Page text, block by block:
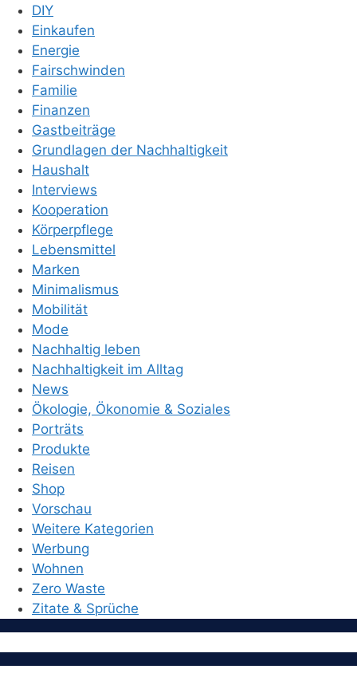
DIY
Einkaufen
Energie
Fairschwinden
Familie
Finanzen
Gastbeiträge
Grundlagen der Nachhaltigkeit
Haushalt
Interviews
Kooperation
Körperpflege
Lebensmittel
Marken
Minimalismus
Mobilität
Mode
Nachhaltig leben
Nachhaltigkeit im Alltag
News
Ökologie, Ökonomie & Soziales
Porträts
Produkte
Reisen
Shop
Vorschau
Weitere Kategorien
Werbung
Wohnen
Zero Waste
Zitate & Sprüche